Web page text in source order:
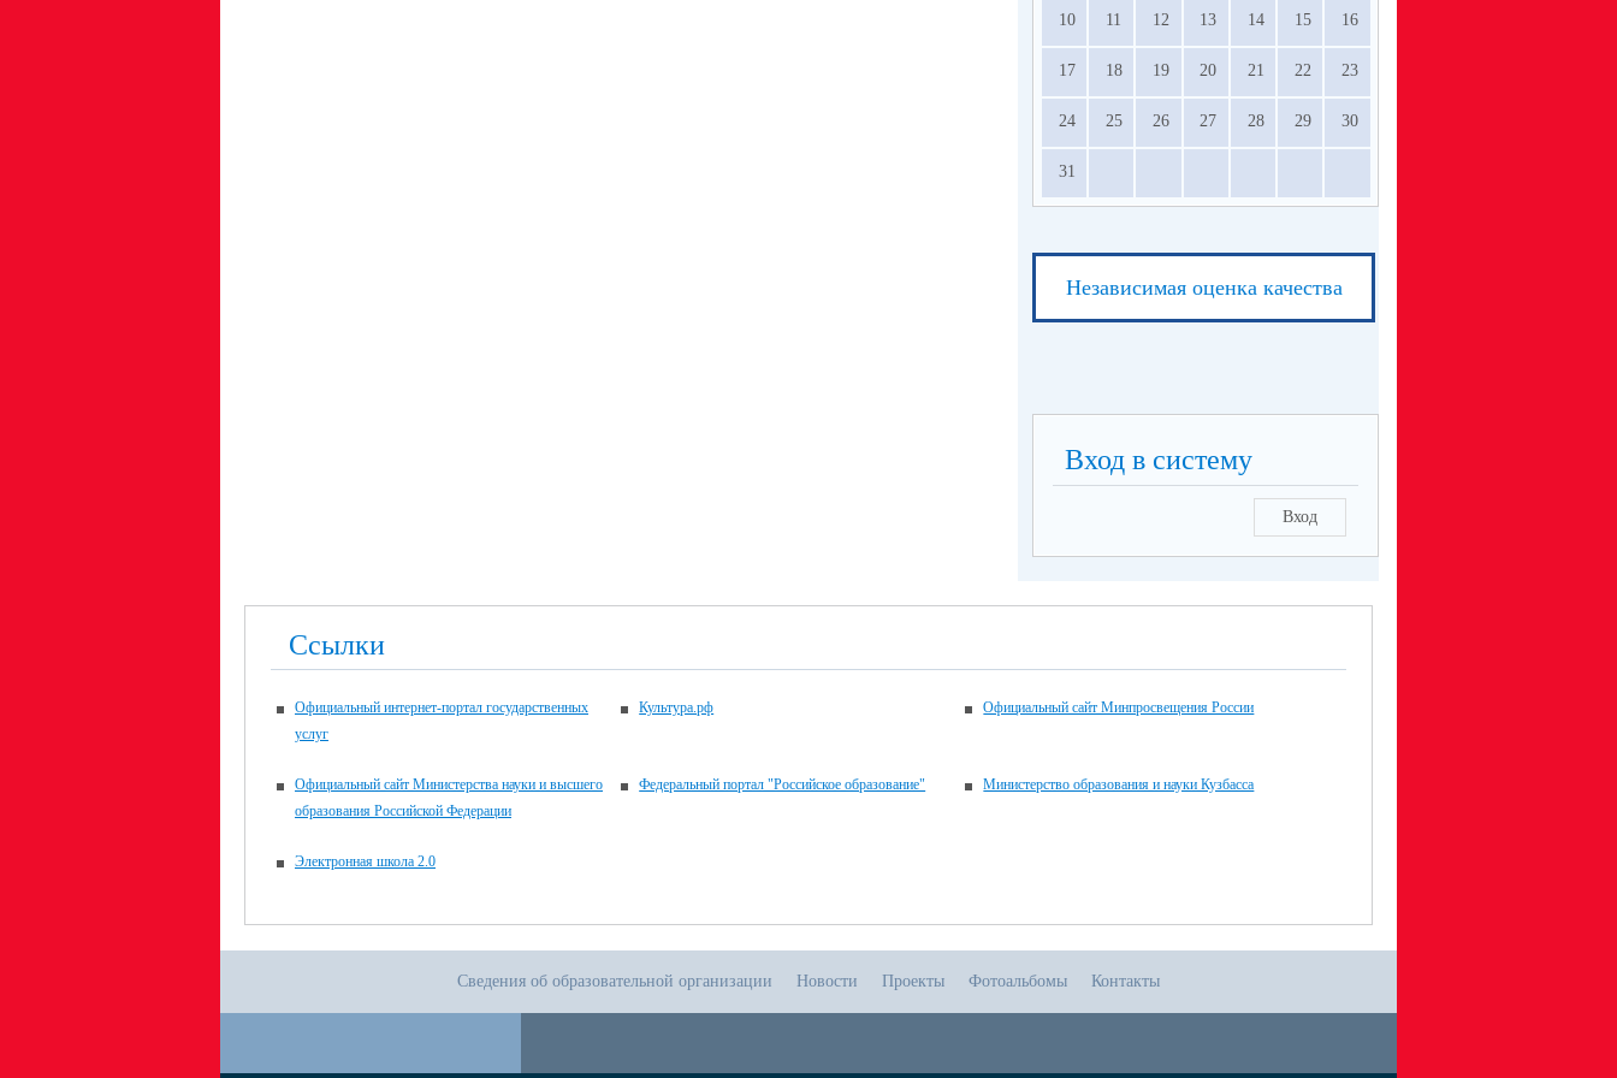
10 11 12 13 14 15 16
17 18 19 20 21 22 23
24 25 26 27 28 29 30
31
Независимая оценка качества
Вход в систему
Вход
Ссылки
Официальный интернет-портал государственных
услуг
Культура.рф Официальный сайт Минпросвещения России
Официальный сайт Министерства науки и высшего
образования Российской Федерации
Федеральный портал "Российское образование" Министерство образования и науки Кузбасса
Электронная школа 2.0
Сведения об образовательной организации Новости Проекты Фотоальбомы Контакты